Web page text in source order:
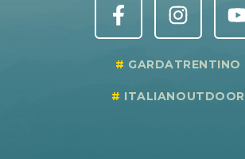
GARDATRENTINO
ITALIANOUTDOOR